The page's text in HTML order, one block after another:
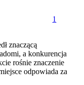
1
znaczącą
a konkurencja
rośnie znaczenie
odpowiada za